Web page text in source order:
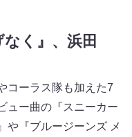
く』、浜田
コーラス隊も加えた7
ュー曲の『スニーカー
や『ブルージーンズ メ